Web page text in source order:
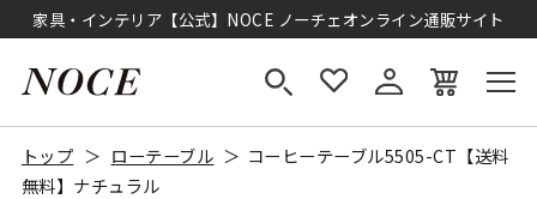
家具・インテリア【公式】NOCE ノーチェオンライン通販サイト
トップ ローテーブル
コーヒーテーブル5505-CT【送料
無料】ナチュラル